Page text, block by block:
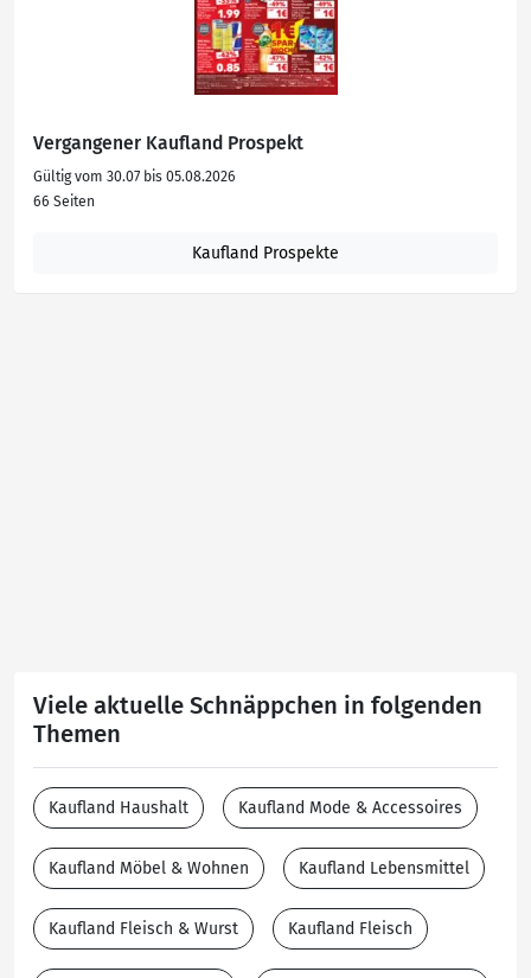
Vergangener Kaufland Prospekt
Gültig vom 30.07 bis 05.08.2026
66 Seiten
Kaufland Prospekte
Viele aktuelle Schnäppchen in folgenden
Themen
Kaufland Haushalt Kaufland Mode & Accessoires
Kaufland Möbel & Wohnen Kaufland Lebensmittel
Kaufland Fleisch & Wurst Kaufland Fleisch